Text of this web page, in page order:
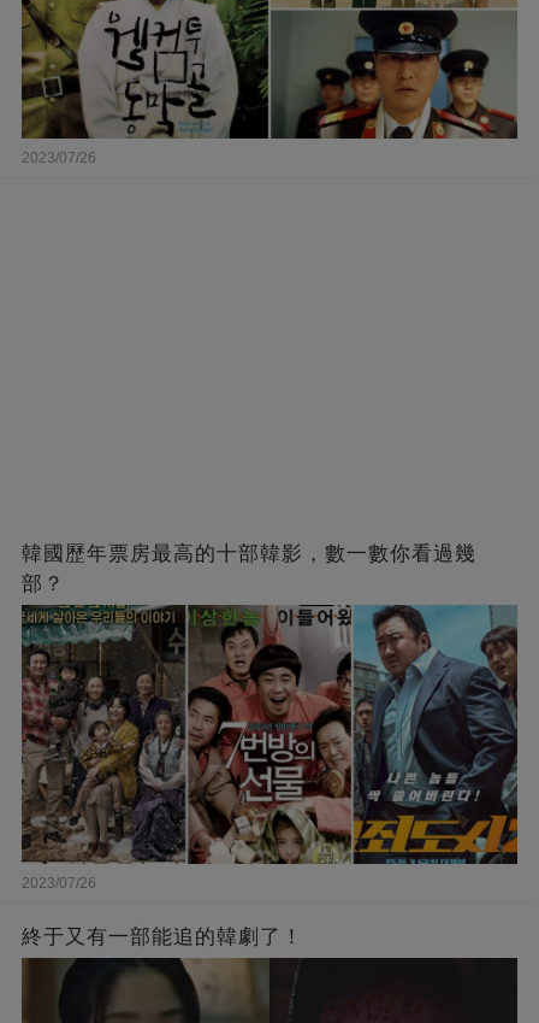
2023/07/26
韓國歷年票房最高的十部韓影，數一數你看過幾
部？
2023/07/26
終于又有一部能追的韓劇了！